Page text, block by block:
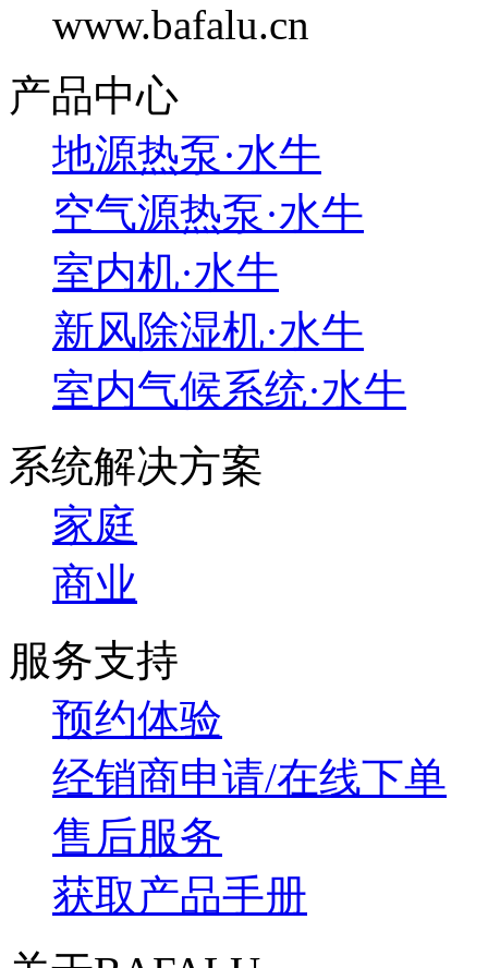
www.bafalu.cn
产品中心
地源热泵·水牛
空气源热泵·水牛
室内机·水牛
新风除湿机·水牛
室内气候系统·水牛
系统解决方案
家庭
商业
服务支持
预约体验
经销商申请/在线下单
售后服务
获取产品手册